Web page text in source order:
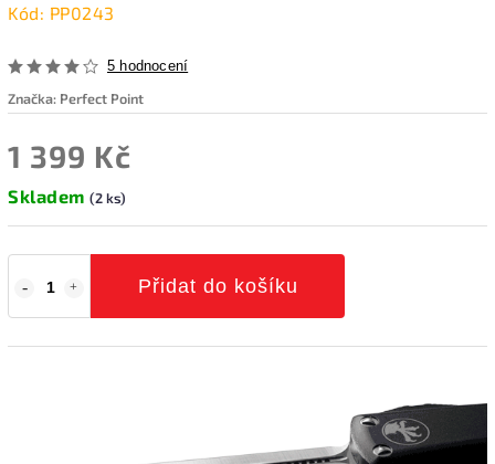
Kód: PP0243
5 hodnocení
Značka: Perfect Point
1 399 Kč
Skladem (2 ks)
Přidat do košíku